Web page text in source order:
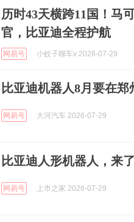
历时43天横跨11国！马
官，比亚迪全程护航
网易号 小蚊子聊车v 2026-07-29
比亚迪机器人8月要在郑
网易号 大河汽车 2026-07-29
比亚迪人形机器人，来了
网易号 上市之家 2026-07-29